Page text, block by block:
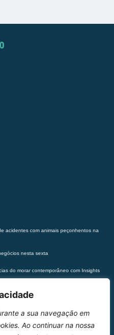
a sua navegação em
Ao continuar na nossa
acidentes com animais peçonhentos na
nesta sexta
do morar contemporâneo com Insights
sem orientação médica pode trazer
contato